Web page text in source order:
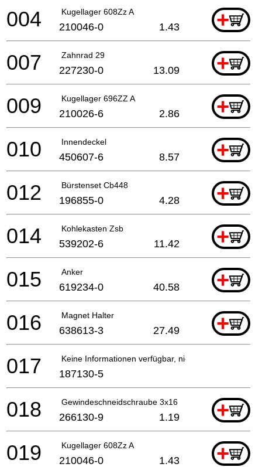
Kugellager 608Zz A +
004 210046-0 1.43
Zahnrad 29 +
007 227230-0 13.09
Kugellager 696ZZ A +
009 210026-6 2.86
Innendeckel +
010 450607-6 8.57
Bürstenset Cb448 +
012 196855-0 4.28
Kohlekasten Zsb +
014 539202-6 11.42
Anker +
015 619234-0 40.58
Magnet Halter +
016 638613-3 27.49
Keine Informationen verfügbar, nicht bestellbar
017 187130-5
Gewindeschneidschraube 3x16 +
018 266130-9 1.19
Kugellager 608Zz A +
019 210046-0 1.43